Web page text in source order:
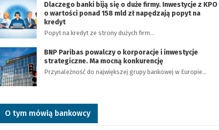
Dlaczego banki biją się o duże firmy. Inwestycje z KPO
o wartości ponad 158 mld zł napędzają popyt na
kredyt
Popyt na kredyt ze strony dużych firm…
BNP Paribas powalczy o korporacje i inwestycje
strategiczne. Ma mocną konkurencję
Przynależność do największej grupy bankowej w Europie…
O tym mówią bankowcy